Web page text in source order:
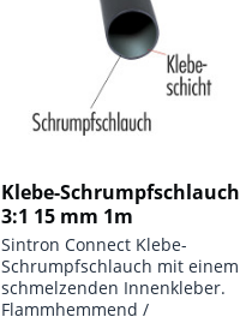
Klebe-Schrumpfschlauch
3:1 15 mm 1m
Restposten!...
Sintron Connect Klebe-
Schrumpfschlauch mit einem
schmelzenden Innenkleber.
Flammhemmend /